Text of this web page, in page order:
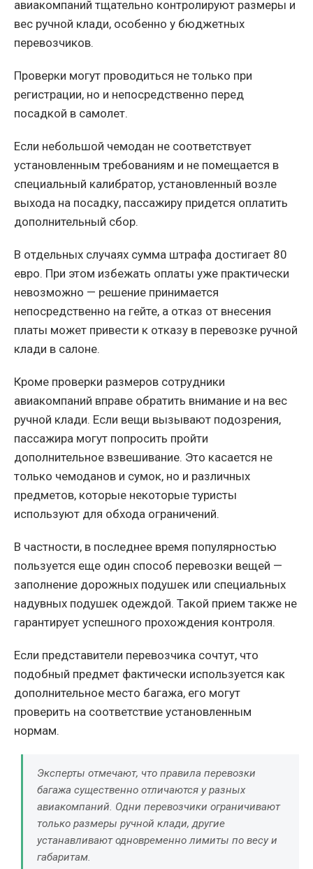
авиакомпаний тщательно контролируют размеры и
вес ручной клади, особенно у бюджетных
перевозчиков.
Проверки могут проводиться не только при
регистрации, но и непосредственно перед
посадкой в самолет.
Если небольшой чемодан не соответствует
установленным требованиям и не помещается в
специальный калибратор, установленный возле
выхода на посадку, пассажиру придется оплатить
дополнительный сбор.
В отдельных случаях сумма штрафа достигает 80
евро. При этом избежать оплаты уже практически
невозможно — решение принимается
непосредственно на гейте, а отказ от внесения
платы может привести к отказу в перевозке ручной
клади в салоне.
Кроме проверки размеров сотрудники
авиакомпаний вправе обратить внимание и на вес
ручной клади. Если вещи вызывают подозрения,
пассажира могут попросить пройти
дополнительное взвешивание. Это касается не
только чемоданов и сумок, но и различных
предметов, которые некоторые туристы
используют для обхода ограничений.
В частности, в последнее время популярностью
пользуется еще один способ перевозки вещей —
заполнение дорожных подушек или специальных
надувных подушек одеждой. Такой прием также не
гарантирует успешного прохождения контроля.
Если представители перевозчика сочтут, что
подобный предмет фактически используется как
дополнительное место багажа, его могут
проверить на соответствие установленным
нормам.
Эксперты отмечают, что правила перевозки
багажа существенно отличаются у разных
авиакомпаний. Одни перевозчики ограничивают
только размеры ручной клади, другие
устанавливают одновременно лимиты по весу и
габаритам.